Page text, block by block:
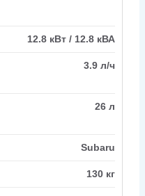
12.8 кВт / 12.8 кВА
3.9 л/ч
26 л
Subaru
130 кг